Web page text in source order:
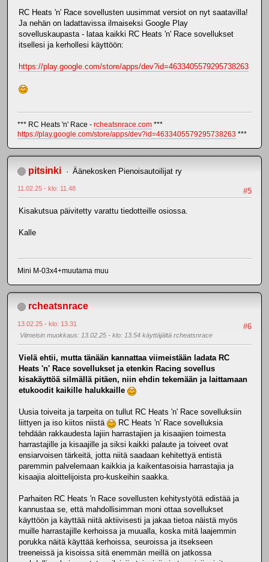
RC Heats 'n' Race sovellusten uusimmat versiot on nyt saatavilla!
Ja nehän on ladattavissa ilmaiseksi Google Play
sovelluskaupasta - lataa kaikki RC Heats 'n' Race sovellukset
itsellesi ja kerhollesi käyttöön:
https://play.google.com/store/apps/dev?id=4633405579295738263
*** RC Heats 'n' Race - rcheatsnrace.com ***
https://play.google.com/store/apps/dev?id=4633405579295738263 ***
pitsinki Äänekosken Pienoisautoilijat ry
#5
11.02.25 - klo: 11.48
Kisakutsua päivitetty varattu tiedotteille osiossa.
Kalle
Mini M-03x4+muutama muu
rcheatsnrace
#6
13.02.25 - klo: 13.31
Viimeisin muokkaus: 13.02.25 - klo: 13.54 käyttäjältä rcheatsnrace
Vielä ehtii, mutta tänään kannattaa viimeistään ladata RC
Heats 'n' Race sovellukset ja etenkin Racing sovellus
kisakäyttöä silmällä pitäen, niin ehdin tekemään ja laittamaan
etukoodit kaikille halukkaille
Uusia toiveita ja tarpeita on tullut RC Heats 'n' Race sovelluksiin
liittyen ja iso kiitos niistä
RC Heats 'n' Race sovelluksia
tehdään rakkaudesta lajiin harrastajien ja kisaajien toimesta
harrastajille ja kisaajille ja siksi kaikki palaute ja toiveet ovat
ensiarvoisen tärkeitä, jotta niitä saadaan kehitettyä entistä
paremmin palvelemaan kaikkia ja kaikentasoisia harrastajia ja
kisaajia aloittelijoista pro-kuskeihin saakka.
Parhaiten RC Heats 'n Race sovellusten kehitystyötä edistää ja
kannustaa se, että mahdollisimman moni ottaa sovellukset
käyttöön ja käyttää niitä aktiivisesti ja jakaa tietoa näistä myös
muille harrastajille kerhoissa ja muualla, koska mitä laajemmin
porukka näitä käyttää kerhoissa, seuroissa ja itsekseen
treeneissä ja kisoissa sitä enemmän meillä on jatkossa